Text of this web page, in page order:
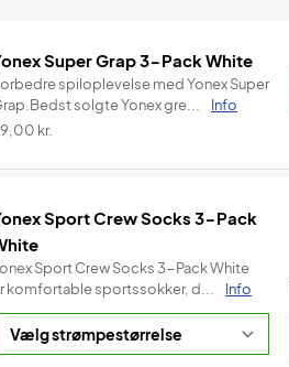
Super Grap 3-Pack White
spiloplevelse med Yonex Super
solgte Yonex gre...
Info
kr.
Sport Crew Socks 3-Pack
Sport Crew Socks 3-Pack White
komfortable sportssokker, d...
Info